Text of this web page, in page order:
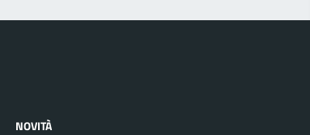
NOVITÀ